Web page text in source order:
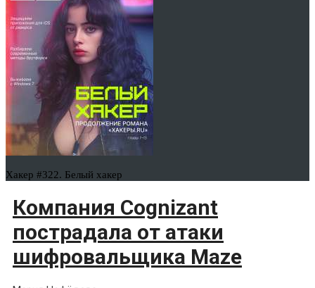
Хакер #322. Белый хакер
Компания Cognizant
пострадала от атаки
шифровальщика Maze